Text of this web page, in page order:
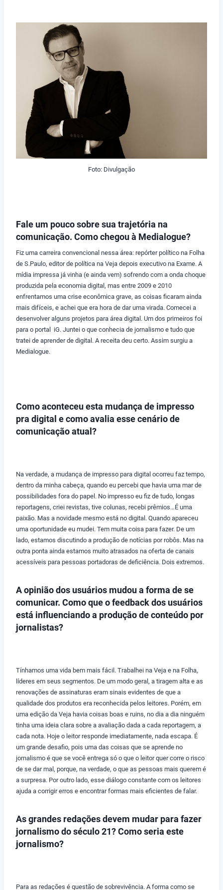
Foto: Divulgação
Fale um pouco sobre sua trajetória na
comunicação. Como chegou à Medialogue?
Fiz uma carreira convencional nessa área: repórter político na Folha
de S.Paulo, editor de política na Veja depois executivo na Exame. A
mídia impressa já vinha (e ainda vem) sofrendo com a onda choque
produzida pela economia digital, mas entre 2009 e 2010
enfrentamos uma crise econômica grave, as coisas ficaram ainda
mais difíceis, e achei que era hora de dar uma virada. Comecei a
desenvolver alguns projetos para área digital. Um dos primeiros foi
para o portal iG. Juntei o que conhecia de jornalismo e tudo que
tratei de aprender de digital. A receita deu certo. Assim surgiu a
Medialogue.
Como aconteceu esta mudança de impresso
pra digital e como avalia esse cenário de
comunicação atual?
Na verdade, a mudança de impresso para digital ocorreu faz tempo,
dentro da minha cabeça, quando eu percebi que havia uma mar de
possibilidades fora do papel. No impresso eu fiz de tudo, longas
reportagens, criei revistas, tive colunas, recebi prêmios…É uma
paixão. Mas a novidade mesmo está no digital. Quando apareceu
uma oportunidade eu mudei. Tem muita coisa para fazer. De um
lado, estamos discutindo a produção de notícias por robôs. Mas na
outra ponta ainda estamos muito atrasados na oferta de canais
acessíveis para pessoas portadoras de deficiência. Dois extremos.
A opinião dos usuários mudou a forma de se
comunicar. Como que o feedback dos usuários
está influenciando a produção de conteúdo por
jornalistas?
Tínhamos uma vida bem mais fácil. Trabalhei na Veja e na Folha,
líderes em seus segmentos. De um modo geral, a tiragem alta e as
renovações de assinaturas eram sinais evidentes de que a
qualidade dos produtos era reconhecida pelos leitores. Porém, em
uma edição da Veja havia coisas boas e ruins, no dia a dia ninguém
tinha uma ideia clara sobre a avaliação dada a cada reportagem, a
cada nota. Hoje o leitor responde imediatamente, nada escapa. É
um grande desafio, pois uma das coisas que se aprende no
jornalismo é que se você entrega só o que o leitor quer corre o risco
de se dar mal, porque, na verdade, o que as pessoas mais querem é
a surpresa. Por outro lado, esse diálogo constante com os leitores
ajuda a corrigir erros e encontrar formas mais eficientes de falar.
As grandes redações devem mudar para fazer
jornalismo do século 21? Como seria este
jornalismo?
Para as redações é questão de sobrevivência. A forma como se